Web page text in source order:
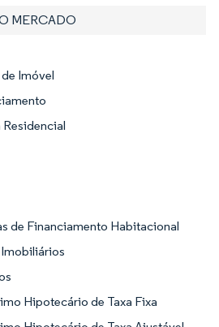
MERCADO
Imóvel
de Financiamento Habitacional
Hipotecário de Taxa Fixa